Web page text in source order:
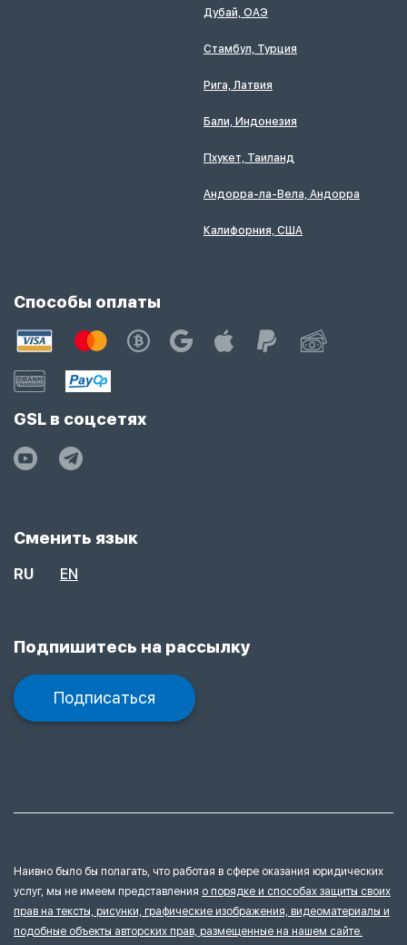
Дубай, ОАЭ
Стамбул, Турция
Рига, Латвия
Бали, Индонезия
Пхукет, Таиланд
Андорра-ла-Вела, Андорра
Калифорния, США
Способы оплаты
GSL в соцсетях
Сменить язык
RU EN
Подпишитесь на рассылку
Подписаться
Наивно было бы полагать, что работая в сфере оказания юридических
услуг, мы не имеем представления о порядке и способах защиты своих
прав на тексты, рисунки, графические изображения, видеоматериалы и
подобные объекты авторских прав, размещенные на нашем сайте.